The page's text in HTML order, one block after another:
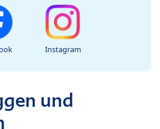
Instagram
und